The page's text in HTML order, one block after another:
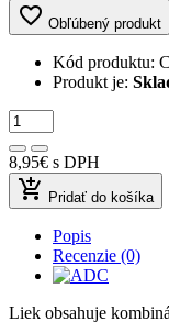
favorite_border Obľúbený produkt
Kód produktu:
Produkt je:
8,95€ s DPH
add_shopping_cart Pridať do košíka
Popis
Recenzie (0)
Liek obsahuje